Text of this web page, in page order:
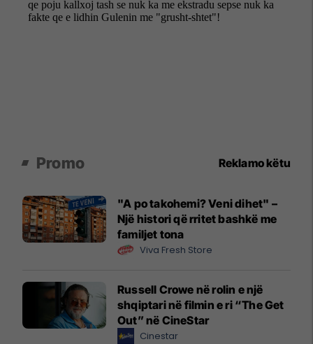
Promo Reklamo këtu
"A po takohemi? Veni dihet" –
Një histori që rritet bashkë me
familjet tona
Viva Fresh Store
Russell Crowe në rolin e një
shqiptari në filmin e ri “The Get
Out” në CineStar
Cinestar